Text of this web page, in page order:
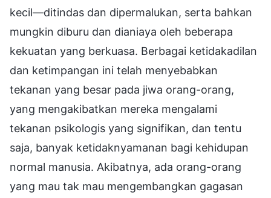
kecil—ditindas dan dipermalukan, serta bahkan
mungkin diburu dan dianiaya oleh beberapa
kekuatan yang berkuasa. Berbagai ketidakadilan
dan ketimpangan ini telah menyebabkan
tekanan yang besar pada jiwa orang-orang,
yang mengakibatkan mereka mengalami
tekanan psikologis yang signifikan, dan tentu
saja, banyak ketidaknyamanan bagi kehidupan
normal manusia. Akibatnya, ada orang-orang
yang mau tak mau mengembangkan gagasan